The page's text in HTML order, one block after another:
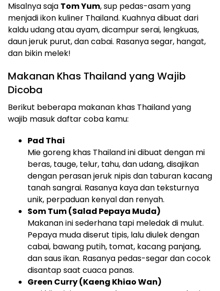
Misalnya saja Tom Yum, sup pedas-asam yang
menjadi ikon kuliner Thailand. Kuahnya dibuat dari
kaldu udang atau ayam, dicampur serai, lengkuas,
daun jeruk purut, dan cabai. Rasanya segar, hangat,
dan bikin melek!
Makanan Khas Thailand yang Wajib
Dicoba
Berikut beberapa makanan khas Thailand yang
wajib masuk daftar coba kamu:
Pad Thai
Mie goreng khas Thailand ini dibuat dengan mi
beras, tauge, telur, tahu, dan udang, disajikan
dengan perasan jeruk nipis dan taburan kacang
tanah sangrai. Rasanya kaya dan teksturnya
unik, perpaduan kenyal dan renyah.
Som Tum (Salad Pepaya Muda)
Makanan ini sederhana tapi meledak di mulut.
Pepaya muda diserut tipis, lalu diulek dengan
cabai, bawang putih, tomat, kacang panjang,
dan saus ikan. Rasanya pedas-segar dan cocok
disantap saat cuaca panas.
Green Curry (Kaeng Khiao Wan)